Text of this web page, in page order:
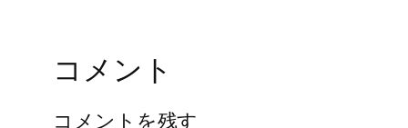
コメント
コメントを残す